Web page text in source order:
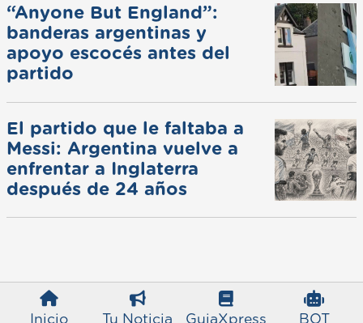
Inicio Tu Noticia GuiaXpress BOT
“Anyone But England”:
banderas argentinas y
apoyo escocés antes del
partido
El partido que le faltaba a
Messi: Argentina vuelve a
enfrentar a Inglaterra
después de 24 años